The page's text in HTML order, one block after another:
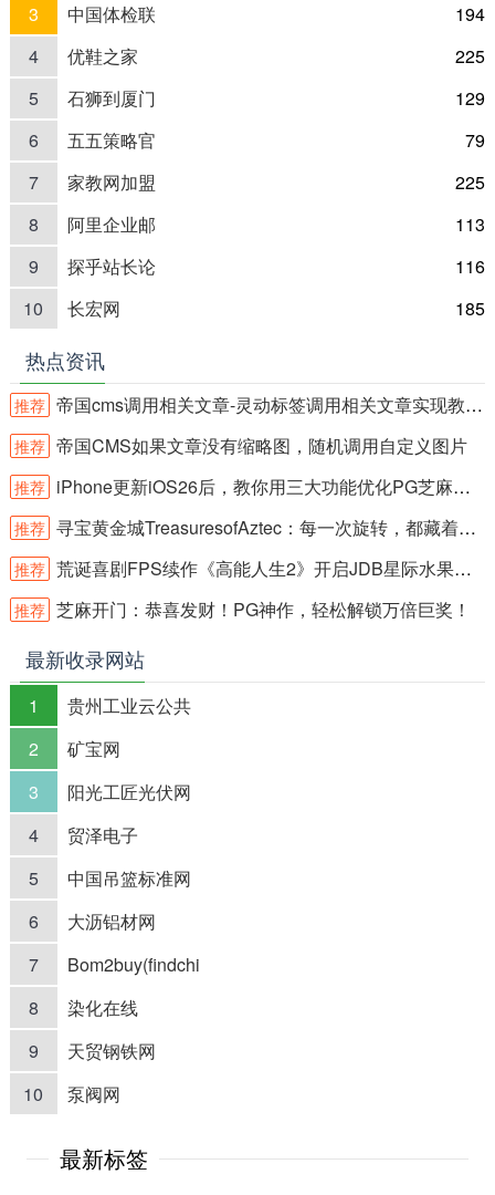
3
中国体检联
194
4
优鞋之家
225
5
石狮到厦门
129
6
五五策略官
79
7
家教网加盟
225
8
阿里企业邮
113
9
探乎站长论
116
10
长宏网 185
热点资讯
推荐 帝国cms调用相关文章-灵动标签调用相关文章实现教程-简单方法推荐
推荐 帝国CMS如果文章没有缩略图，随机调用自定义图片
推荐 iPhone更新iOS26后，教你用三大功能优化PG芝麻开门
推荐 寻宝黄金城TreasuresofAztec：每一次旋转，都藏着远古财富！
推荐 荒诞喜剧FPS续作《高能人生2》开启JDB星际水果霸冒险新篇章
推荐 芝麻开门：恭喜发财！PG神作，轻松解锁万倍巨奖！
最新收录网站
1
贵州工业云公共
2
矿宝网
3
阳光工匠光伏网
4
贸泽电子
5
中国吊篮标准网
6
大沥铝材网
7
Bom2buy(findchi
8
染化在线
9
天贸钢铁网
10
泵阀网
最新标签